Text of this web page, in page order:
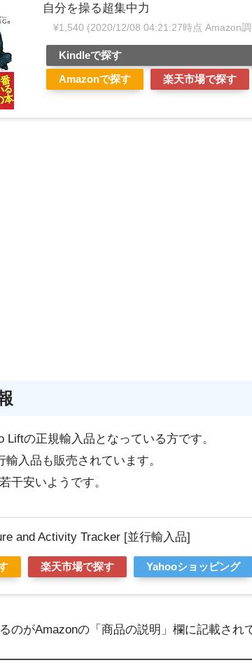
自分を操る超集中力
¥1,540 (2020/12/08 04:21:27時点 Amazon
Kindleで探す
Amazonで探す
楽天市場で探す
Liftの正規輸入品となっている方です。
入品も販売されています。
干安いようです。
and Activity Tracker [並行輸入品]
楽天市場で探す Yahooショッピング
のがAmazonの「商品の説明」欄に記載され